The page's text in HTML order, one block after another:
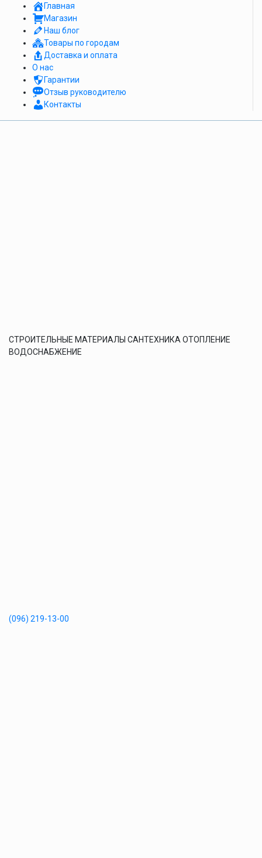
Главная
Магазин
Наш блог
Товары по городам
Доставка и оплата
О нас
Гарантии
Отзыв руководителю
Контакты
СТРОИТЕЛЬНЫЕ МАТЕРИАЛЫ САНТЕХНИКА ОТОПЛЕНИЕ
ВОДОСНАБЖЕНИЕ
(096) 219-13-00